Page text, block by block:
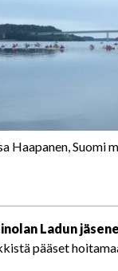
Haapanen, Suomi
Ladun
pääset